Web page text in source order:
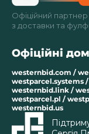
Офіційний партнер
з доставки та
Офіційні
westernbid.com /
westparcel.systems
westernbid.link /
westparcel.pl /
westernbid.us